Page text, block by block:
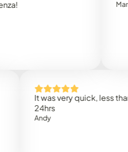
It was very quick, less than